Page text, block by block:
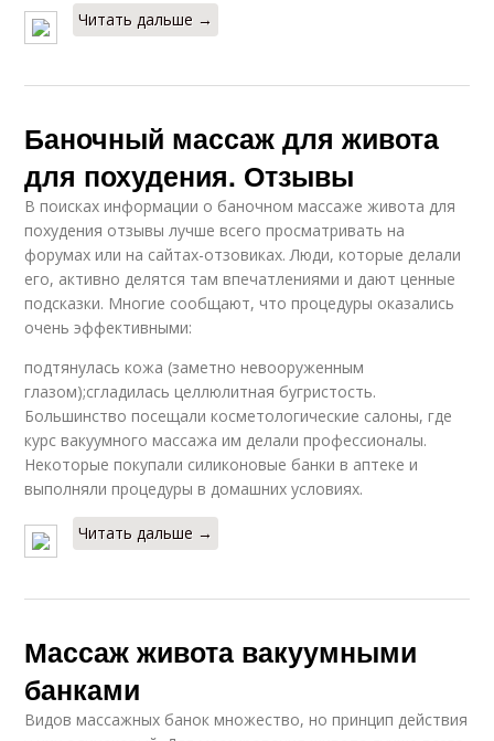
Читать дальше →
Баночный массаж для живота
для похудения. Отзывы
В поисках информации о баночном массаже живота для
похудения отзывы лучше всего просматривать на
форумах или на сайтах-отзовиках. Люди, которые делали
его, активно делятся там впечатлениями и дают ценные
подсказки. Многие сообщают, что процедуры оказались
очень эффективными:
подтянулась кожа (заметно невооруженным
глазом);сгладилась целлюлитная бугристость.
Большинство посещали косметологические салоны, где
курс вакуумного массажа им делали профессионалы.
Некоторые покупали силиконовые банки в аптеке и
выполняли процедуры в домашних условиях.
Читать дальше →
Массаж живота вакуумными
банками
Видов массажных банок множество, но принцип действия